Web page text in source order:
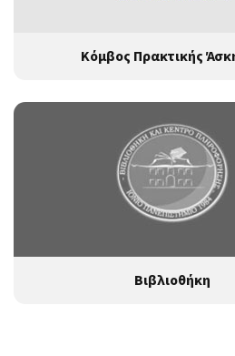
Κόμβος Πρακτικής
Βιβλιοθήκη